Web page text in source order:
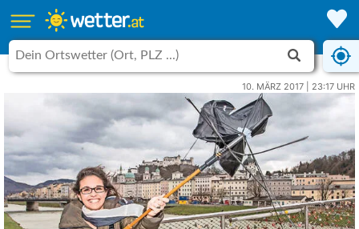
10. MÄRZ 2017 | 23:17 UHR